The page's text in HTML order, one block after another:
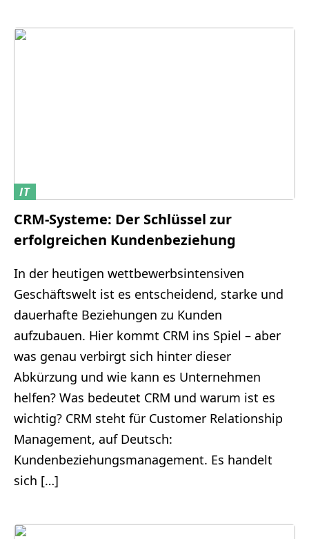
IT
CRM-Systeme: Der Schlüssel zur
erfolgreichen Kundenbeziehung
In der heutigen wettbewerbsintensiven
Geschäftswelt ist es entscheidend, starke und
dauerhafte Beziehungen zu Kunden
aufzubauen. Hier kommt CRM ins Spiel – aber
was genau verbirgt sich hinter dieser
Abkürzung und wie kann es Unternehmen
helfen? Was bedeutet CRM und warum ist es
wichtig? CRM steht für Customer Relationship
Management, auf Deutsch:
Kundenbeziehungsmanagement. Es handelt
sich […]